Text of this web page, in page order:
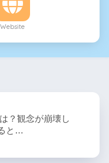
Website
？観念が崩壊し
と…